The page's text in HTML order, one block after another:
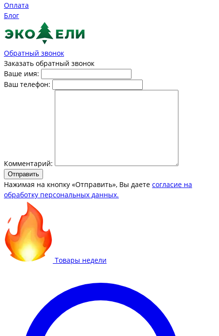
Оплата
Блог
Обратный звонок
Заказать обратный звонок
Ваше имя:
Ваш телефон:
Комментарий:
Отправить
Нажимая на кнопку «Отправить», Вы даете согласие на
обработку персональных данных.
Товары недели